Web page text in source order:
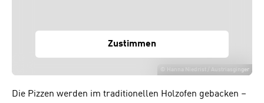
Hanna Niedrist / Austriasginger
Zustimmen
Die Pizzen werden im traditionellen Holzofen gebacken –